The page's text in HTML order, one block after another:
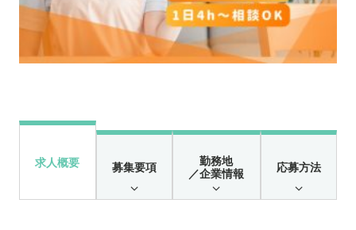
求人概要 募集要項
勤務地
／企業情報
応募方法